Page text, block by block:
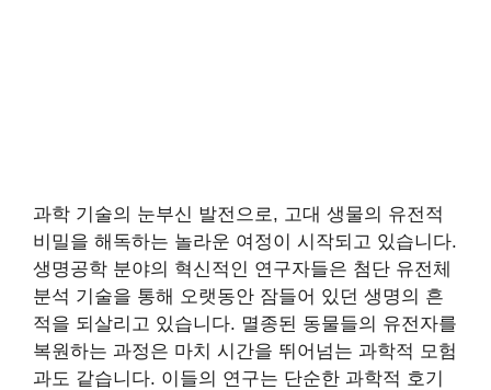
과학 기술의 눈부신 발전으로, 고대 생물의 유전적
비밀을 해독하는 놀라운 여정이 시작되고 있습니다.
생명공학 분야의 혁신적인 연구자들은 첨단 유전체
분석 기술을 통해 오랫동안 잠들어 있던 생명의 흔
적을 되살리고 있습니다. 멸종된 동물들의 유전자를
복원하는 과정은 마치 시간을 뛰어넘는 과학적 모험
과도 같습니다. 이들의 연구는 단순한 과학적 호기